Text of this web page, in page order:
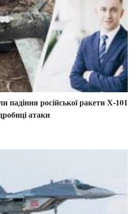
падіння російської ракети Х-101
атаки